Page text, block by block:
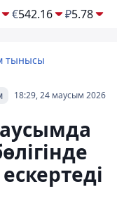
€542.16 ₽5.78
тынысы
18:29, 24 маусым 2026